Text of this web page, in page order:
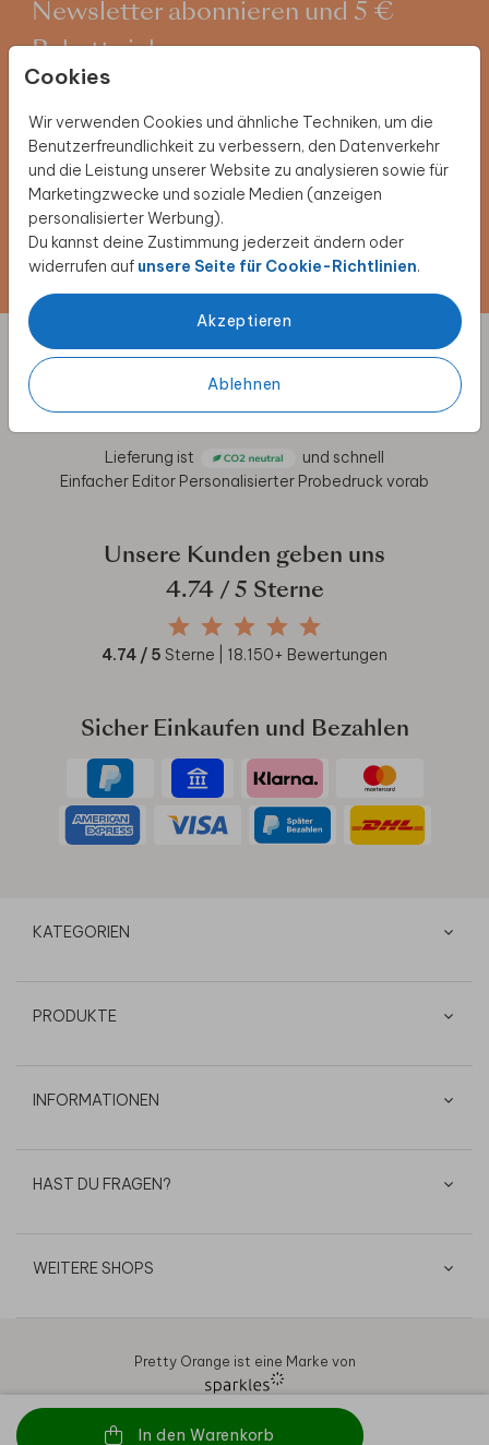
Cookies
Wir verwenden Cookies und ähnliche Techniken, um die
Benutzerfreundlichkeit zu verbessern, den Datenverkehr
und die Leistung unserer Website zu analysieren sowie für
Marketingzwecke und soziale Medien (anzeigen
personalisierter Werbung).
Du kannst deine Zustimmung jederzeit ändern oder
widerrufen auf unsere Seite für Cookie-Richtlinien.
Akzeptieren
Ablehnen
In den Warenkorb
Newsletter abonnieren und 5 €
Rabatt sichern
exklusive Angebote, kreative Inspirationen und
spannende Neuigkeiten aus unserer Produktwelt. Als
Dankeschön erhältst du 5 € Rabatt auf deine nächste
Bestellung.
Jetzt anmelden!
Designs individuell anpassen
für besondere Anlässe
Lieferung ist
und schnell
Einfacher Editor Personalisierter Probedruck vorab
Unsere Kunden geben uns
4.74/ 5 Sterne
4.74 / 5 Sterne | 18.150+ Bewertungen
Sicher Einkaufen und Bezahlen
KATEGORIEN
PRODUKTE
INFORMATIONEN
HAST DU FRAGEN?
WEITERE SHOPS
Pretty Orange ist eine Marke von